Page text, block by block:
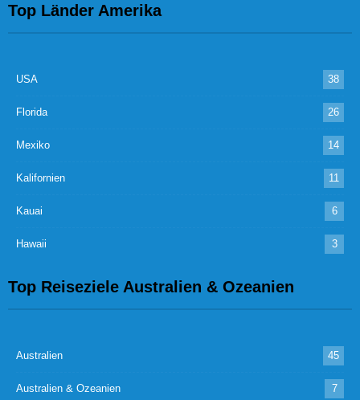
Top Länder Amerika
USA 38
Florida 26
Mexiko 14
Kalifornien 11
Kauai 6
Hawaii 3
Top Reiseziele Australien & Ozeanien
Australien 45
Australien & Ozeanien 7